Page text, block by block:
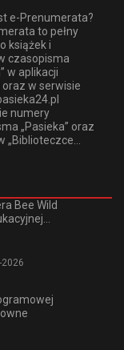
e-Prenumerata?
to pełny
książek i
czasopisma
w aplikacji
w serwisie
numery
„Pasieka” oraz
„Biblioteczce...
Bee Wild
2026